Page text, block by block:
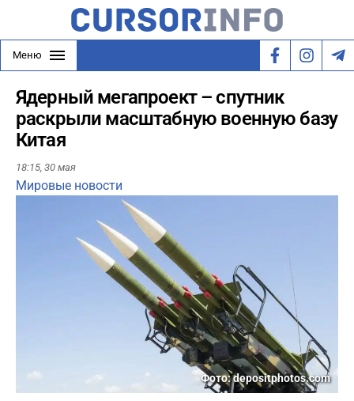
Меню
Ядерный мегапроект – спутник
раскрыли масштабную военную базу
Китая
18:15, 30 мая
Мировые новости
Фото: depositphotos.com